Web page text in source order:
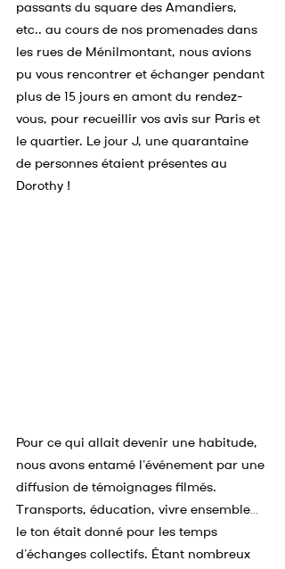
passants du square des Amandiers,
etc.. au cours de nos promenades dans
les rues de Ménilmontant, nous avions
pu vous rencontrer et échanger pendant
plus de 15 jours en amont du rendez-
vous, pour recueillir vos avis sur Paris et
le quartier. Le jour J, une quarantaine
de personnes étaient présentes au
Dorothy !
Pour ce qui allait devenir une habitude,
nous avons entamé l’événement par une
diffusion de témoignages filmés.
Transports, éducation, vivre ensemble…
le ton était donné pour les temps
d’échanges collectifs. Étant nombreux